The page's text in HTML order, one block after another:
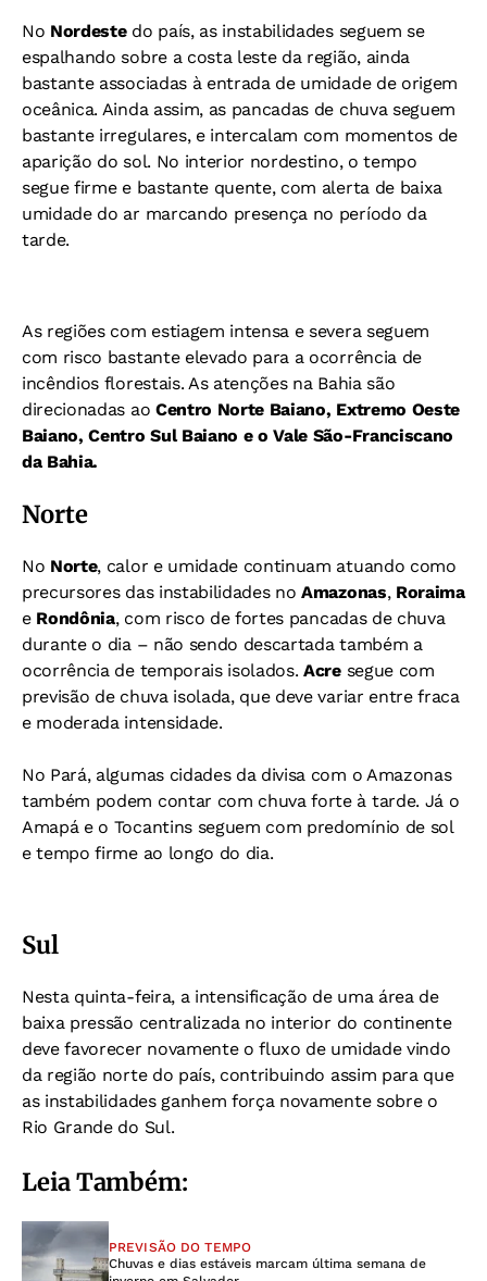
No Nordeste do país, as instabilidades seguem se
espalhando sobre a costa leste da região, ainda
bastante associadas à entrada de umidade de origem
oceânica. Ainda assim, as pancadas de chuva seguem
bastante irregulares, e intercalam com momentos de
aparição do sol. No interior nordestino, o tempo
segue firme e bastante quente, com alerta de baixa
umidade do ar marcando presença no período da
tarde.
As regiões com estiagem intensa e severa seguem
com risco bastante elevado para a ocorrência de
incêndios florestais. As atenções na Bahia são
direcionadas ao Centro Norte Baiano, Extremo Oeste
Baiano, Centro Sul Baiano e o Vale São-Franciscano
da Bahia.
Norte
No Norte, calor e umidade continuam atuando como
precursores das instabilidades noAmazonas, Roraima
e Rondônia, com risco de fortes pancadas de chuva
durante o dia – não sendo descartada também a
ocorrência de temporais isolados.Acre segue com
previsão de chuva isolada, que deve variar entre fraca
e moderada intensidade.
No Pará, algumas cidades da divisa com o Amazonas
também podem contar com chuva forte à tarde. Já o
Amapá e o Tocantins seguem com predomínio de sol
e tempo firme ao longo do dia.
Sul
Nesta quinta-feira, a intensificação de uma área de
baixa pressão centralizada no interior do continente
deve favorecer novamente o fluxo de umidade vindo
da região norte do país, contribuindo assim para que
as instabilidades ganhem força novamente sobre o
Rio Grande do Sul.
Leia Também:
PREVISÃO DO TEMPO
Chuvas e dias estáveis marcam última semana de